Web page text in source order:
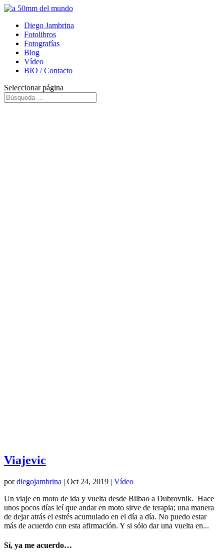
Diego Jambrina
Fotolibros
Fotografías
Blog
Vídeo
BIO / Contacto
Seleccionar página
Viajevic
pordiegojambrina | Oct 24, 2019 | Vídeo
Un viaje en moto de ida y vuelta desde Bilbao a Dubrovnik. Hace
unos pocos días leí que andar en moto sirve de terapia; una manera
de dejar atrás el estrés acumulado en el día a día. No puedo estar
más de acuerdo con esta afirmación. Y si sólo dar una vuelta en...
Sí, ya me acuerdo…